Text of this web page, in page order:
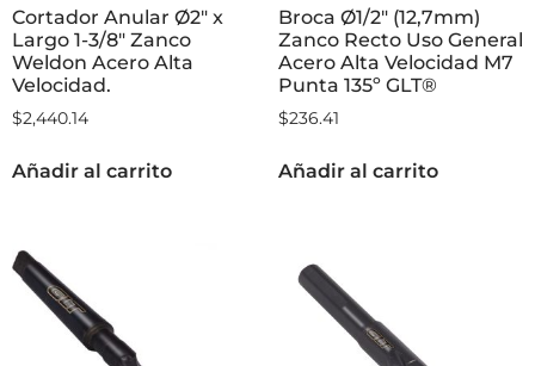
Cortador Anular Ø2″ x
Largo 1-3/8″ Zanco
Weldon Acero Alta
Velocidad.
$2,440.14
Añadir al carrito
Broca Ø1/2″ (12,7mm)
Zanco Recto Uso General
Acero Alta Velocidad M7
Punta 135º GLT®
$236.41
Añadir al carrito